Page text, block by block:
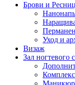
Брови и
Уход и
Визаж
Зал ногтевого
Маникюр